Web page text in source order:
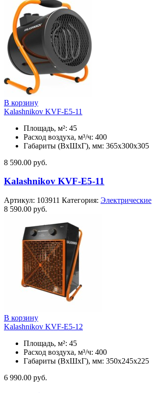
В корзину
Kalashnikov KVF-E5-11
Площадь, м²: 45
Расход воздуха, м³/ч: 400
Габариты (ВхШхГ), мм: 365x300x305
8 590.00 руб.
Kalashnikov KVF-E5-11
Артикул: 103911 Категория: Электрические
8 590.00 руб.
В корзину
Kalashnikov KVF-E5-12
Площадь, м²: 45
Расход воздуха, м³/ч: 400
Габариты (ВхШхГ), мм: 350x245x225
6 990.00 руб.